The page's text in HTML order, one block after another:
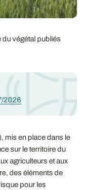
du végétal publiés
2026
), mis en place dans le
sur le territoire du
agriculteurs et aux
des éléments de
pour les